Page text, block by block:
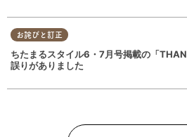
お詫びと訂正
ちたまるスタイル6・7月号掲載の「
誤りがありました